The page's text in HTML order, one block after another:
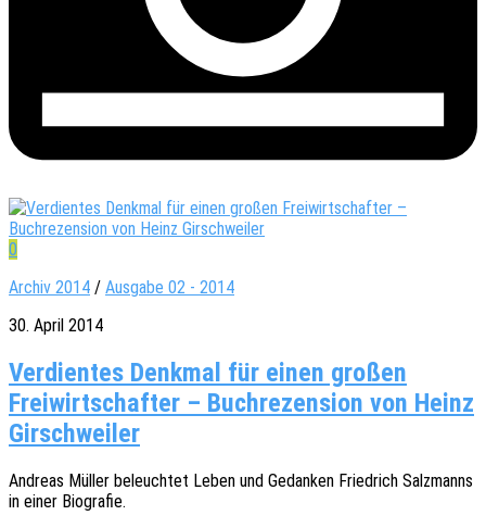
0
Archiv 2014 / Ausgabe 02 - 2014
30. April 2014
Verdientes Denkmal für einen großen
Freiwirtschafter – Buchrezension von Heinz
Girschweiler
Andre­as Müller beleuch­tet Leben und Gedan­ken Fried­rich Salz­manns
in einer Biografie.